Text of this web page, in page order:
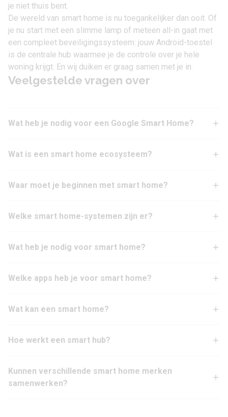
je niet thuis bent.
De wereld van smart home is nu toegankelijker dan ooit. Of
je nu start met een slimme lamp of meteen all-in gaat met
een compleet beveiligingssysteem: jouw Android-toestel
is de centrale hub waarmee je de controle over je hele
woning krijgt. En wij duiken er graag samen met je in.
Veelgestelde vragen over
Wat heb je nodig voor een Google Smart Home?
Wat is een smart home ecosysteem?
Waar moet je beginnen met smart home?
Welke smart home-systemen zijn er?
Wat heb je nodig voor smart home?
Welke apps heb je voor smart home?
Wat kan een smart home?
Hoe werkt een smart hub?
Kunnen verschillende smart home merken
samenwerken?